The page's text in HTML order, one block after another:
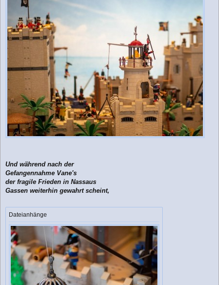
Und während nach der
Gefangennahme Vane's
der fragile Frieden in Nassaus
Gassen weiterhin gewahrt scheint,
Dateianhänge